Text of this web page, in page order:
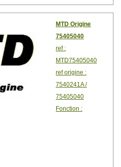
MTD Origine
75405040
ref :
MTD75405040
ref origine :
7540241A /
75405040
Fonction :